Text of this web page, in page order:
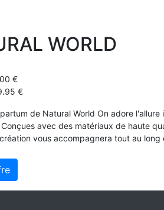
WORLD
€
€
de Natural World On adore
avec des matériaux de haute
vous accompagnera tout au